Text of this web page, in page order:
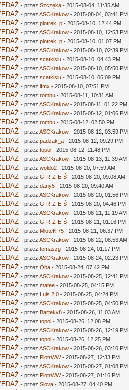
- przezSzczęka - 2015-08-04, 11:35 AM
- przezASCKrakow - 2015-08-04, 03:41 PM
- przezpiotrek_p - 2015-08-10, 12:44 PM
- przezASCKrakow - 2015-08-10, 12:53 PM
- przezpiotrek_p - 2015-08-10, 01:07 PM
- przezASCKrakow - 2015-08-10, 02:39 PM
- przezscatkisiu - 2015-08-10, 04:43 PM
- przezASCKrakow - 2015-08-10, 05:50 PM
- przezscatkisiu - 2015-08-10, 06:09 PM
- przezifmx - 2015-08-10, 07:51 PM
- przezrombu - 2015-08-11, 10:31 AM
- przezASCKrakow - 2015-08-11, 01:22 PM
- przezASCKrakow - 2015-08-12, 01:06 PM
- przezrombu - 2015-08-12, 02:50 PM
- przezASCKrakow - 2015-08-12, 03:59 PM
- przezpadzak_a - 2015-08-12, 09:29 PM
- przeztopol - 2015-08-12, 11:48 PM
- przezASCKrakow - 2015-08-13, 11:39 AM
- przezwoldo2 - 2015-08-20, 07:59 AM
- przezG-R-Z-E-Ś - 2015-08-20, 09:08 AM
- przezdany5 - 2015-08-20, 09:40 AM
- przezASCKrakow - 2015-08-20, 01:56 PM
- przezG-R-Z-E-Ś - 2015-08-20, 04:46 PM
- przezASCKrakow - 2015-08-21, 11:19 AM
- przezG-R-Z-E-Ś - 2015-08-21, 01:16 PM
- przez MłoteK 75 - 2015-08-21, 06:37 PM
- przezASCKrakow - 2015-08-22, 08:53 AM
- przeztomaszg - 2015-08-24, 01:17 PM
- przezASCKrakow - 2015-08-24, 02:23 PM
- przezQba - 2015-08-24, 07:42 PM
- przezASCKrakow - 2015-08-25, 12:41 PM
- przezmatee - 2015-08-25, 04:15 PM
- przez Luis 2.0 - 2015-08-25, 04:24 PM
- przezASCKrakow - 2015-08-25, 04:50 PM
- przez Bartekv8 - 2015-08-26, 11:03 AM
- przeztopol - 2015-08-26, 12:08 PM
- przezASCKrakow - 2015-08-26, 12:19 PM
- przeztopol - 2015-08-26, 12:25 PM
- przezASCKrakow - 2015-08-26, 03:10 PM
- przez PiotrWW- 2015-08-27, 12:33 PM
- przezASCKrakow - 2015-08-27, 01:08 PM
- przez PiotrWW- 2015-08-27, 01:16 PM
- przezSlova - 2015-08-27, 04:40 PM